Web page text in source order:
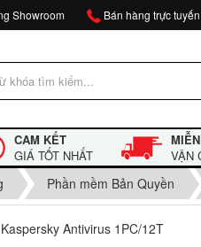
Showroom Bán hàng trực tuyến
CAM KẾT
GIÁ TỐT NHẤT
VẬN
Phần mềm Bản Quyền